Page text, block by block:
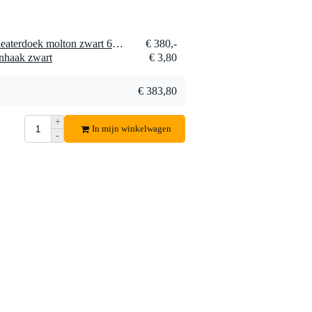
1 x Adam Hall 0152X66 theaterdoek molton zwart 6 x 6 meter
€ 380,-
zwart
€ 3,80
€ 383,80
+
-
In mijn winkelwagen